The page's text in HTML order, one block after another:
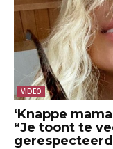
VIDEO
‘Knappe
“Je toont te